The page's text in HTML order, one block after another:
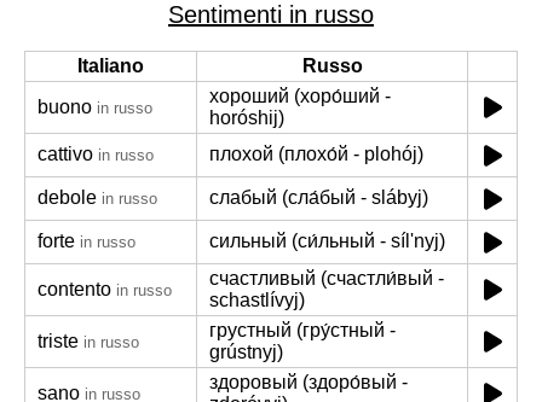
Sentimenti in russo
Italiano
Russo
buono in russo
хороший (хоро́ший -
horóshij)
cattivo in russo плохой (плохо́й - plohój)
debole in russo слабый (сла́бый - slábyj)
forte in russo сильный (си́льный - síl'nyj)
contento in russo
счастливый (счастли́вый -
schastlívyj)
triste in russo
грустный (гру́стный -
grústnyj)
sano in russo
здоровый (здоро́вый -